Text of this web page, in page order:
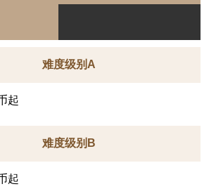
难度级别A
起
难度级别B
起